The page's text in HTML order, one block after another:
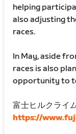
helping
also adjusting
races.
In May, aside
races is also
opportunity to
富士ヒルクライ
https://